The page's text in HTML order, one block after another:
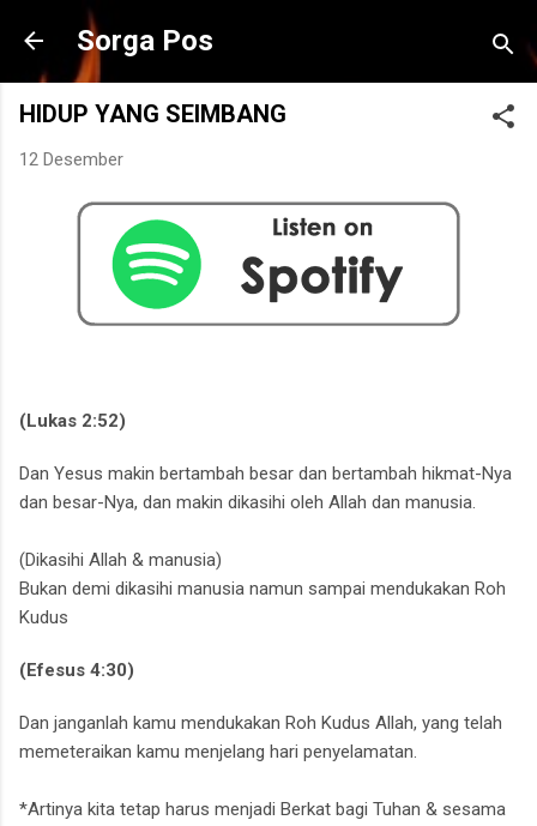
Langsung ke konten utama
Sorga Pos
HIDUP YANG SEIMBANG
12 Desember
(Lukas 2:52)
Dan Yesus makin bertambah besar dan bertambah hikmat-Nya
dan besar-Nya, dan makin dikasihi oleh Allah dan manusia.
(Dikasihi Allah & manusia)
Bukan demi dikasihi manusia namun sampai mendukakan Roh
Kudus
(Efesus 4:30)
Dan janganlah kamu mendukakan Roh Kudus Allah, yang telah
memeteraikan kamu menjelang hari penyelamatan.
*Artinya kita tetap harus menjadi Berkat bagi Tuhan & sesama